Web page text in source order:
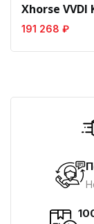
Xhorse VVDI
191 268 ₽